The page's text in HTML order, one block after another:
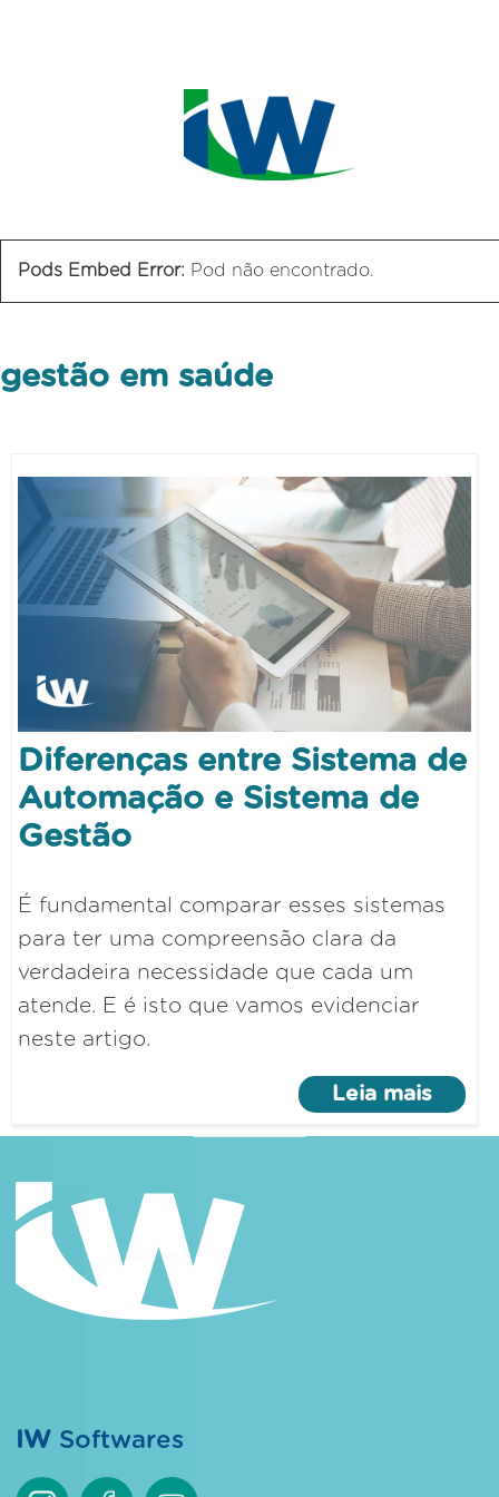
Pods Embed Error: Pod não encontrado.
gestão em saúde
Diferenças entre Sistema de
Automação e Sistema de
Gestão
É fundamental comparar esses sistemas
para ter uma compreensão clara da
verdadeira necessidade que cada um
atende. E é isto que vamos evidenciar
neste artigo.
Leia mais
IW Softwares